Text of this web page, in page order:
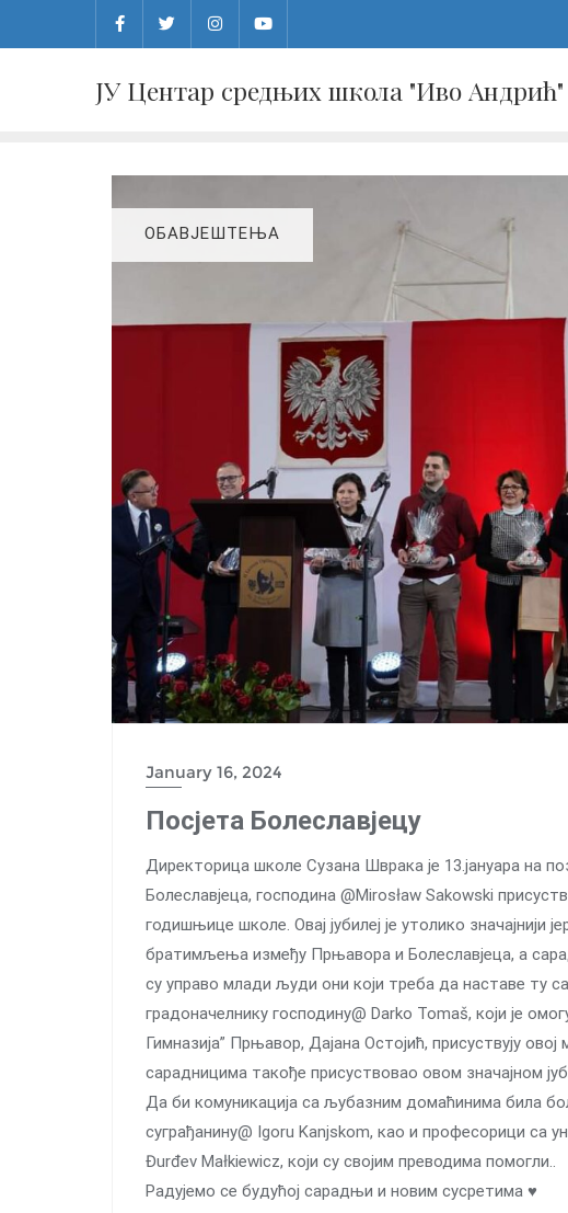
ЈУ Центар средњих школа "Иво
ОБАВЈЕШТЕЊА
January 16, 2024
Посјета Болеславјецу
Директорица школе Сузана Шврака је 13.јануара на
Болеславјеца, господина @Mirosław Sakowski
годишњице школе. Овај јубилеј је утолико значајнији
братимљења између Прњавора и Болеславјеца, а
су управо млади људи они који треба да наставе ту
градоначелнику господину@ Darko Tomaš, који је
Гимназија” Прњавор, Дајана Остојић, присуствују овој
сарадницима такође присуствовао овом значајном
Да би комуникација са љубазним домаћинима била
суграђанину@ Igoru Kanjskom, као и професорици са
Đurđev Małkiewicz, који су својим преводима помогли..
Радујемо се будућој сарадњи и новим сусретима ♥️